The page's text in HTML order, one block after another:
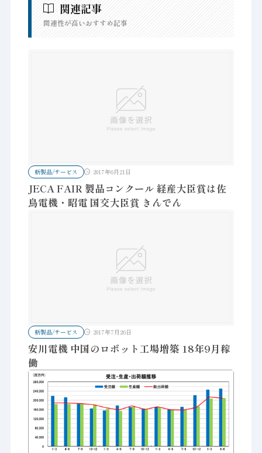
関連記事
関連性が高いおすすめ記事
新製品/サービス 2017年6月21日
JECA FAIR 製品コンクール 経産大臣賞は佐
鳥電機・昭電 国交大臣賞 きんでん
新製品/サービス 2017年7月26日
安川電機 中国のロボット工場増築 18年9月稼
働